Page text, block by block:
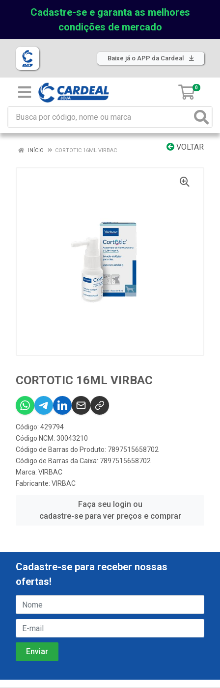
Cadastre-se e garanta as melhores
condições de mercado
Baixe já o APP da Cardeal
0
VOLTAR
INÍCIO CORTOTIC 16ML VIRBAC
CORTOTIC 16ML VIRBAC
Código: 429794
Código NCM: 30043210
Código de Barras do Produto: 7897515658702
Código de Barras da Caixa: 7897515658702
Marca: VIRBAC
Fabricante: VIRBAC
Faça seu login ou
cadastre-se para ver preços e comprar
Cadastre-se para receber nossas
ofertas!